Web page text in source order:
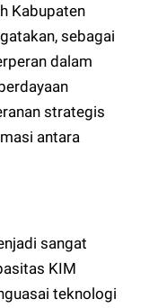
Kabupaten
sebagai
dalam
strategis
antara
sangat
KIM
teknologi